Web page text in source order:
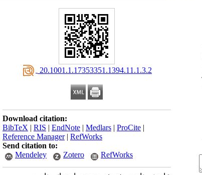
‎ 20.1001.1.17353351.1394.11.1.3.2
Download citation:
BibTeX | RIS | EndNote | Medlars | ProCite |
Reference Manager| RefWorks
Send citation to:
Mendeley
Zotero RefWorks